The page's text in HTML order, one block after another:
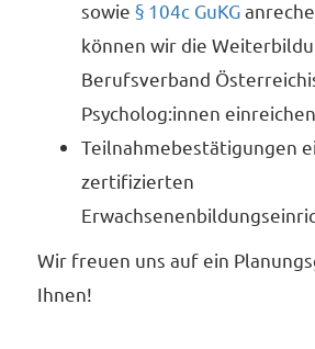
sowie § 104c GuKG
können wir die
Berufsverband
Psycholog:innen
Teilnahmebestätigungen
zertifizierten
Wir freuen uns auf ein
Ihnen!